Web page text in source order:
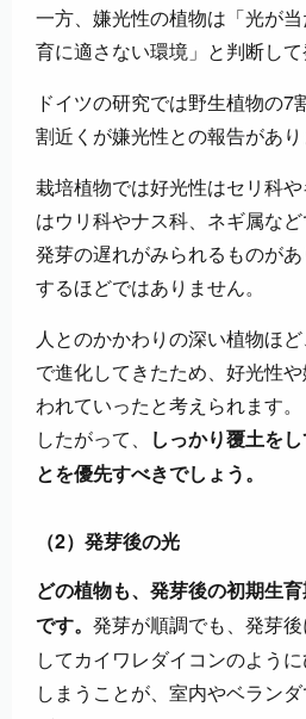
一方、嫌光性の植物は「光が
育に適さない環境」と判断して
ドイツの研究では野生植物の7
割近くが嫌光性との報告があり
栽培植物では好光性はセリ科
はウリ科やナス科、ネギ属な
発芽の遅れがみられるものが
するほどではありません。
人とのかかわりの深い植物ほ
で進化してきたため、好光性
われていったと考えられます。
したがって、
しっかり覆土を
とを優先すべきでしょう。
（2）発芽後の光
どの植物も、発芽後の初期生
です。 発芽が順調でも、発芽
してカイワレダイコンのよう
しまうことが、室内やベラン